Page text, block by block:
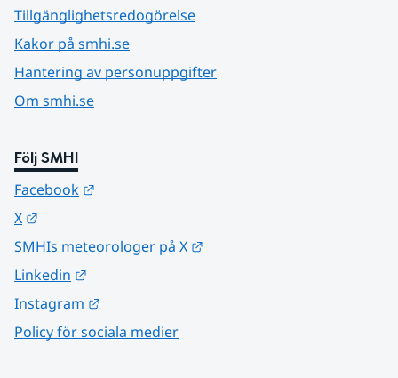
Tillgänglighetsredogörelse
Kakor på smhi.se
Hantering av personuppgifter
Om smhi.se
Följ SMHI
Facebook
X
SMHIs meteorologer på X
Linkedin
Instagram
Policy för sociala medier